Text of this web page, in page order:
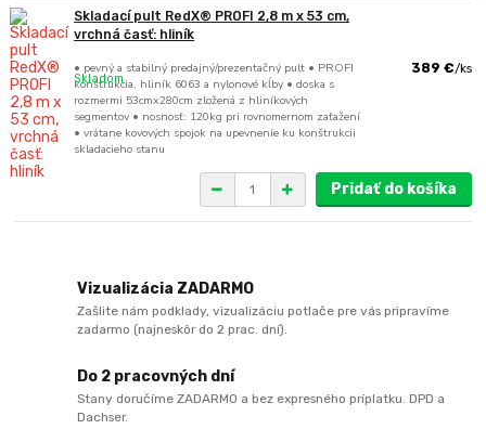
Skladací pult RedX® PROFI 2,8 m x 53 cm,
vrchná časť: hliník
• pevný a stabilný predajný/prezentačný pult • PROFI
konštrukcia, hliník 6063 a nylonové kĺby • doska s
rozmermi 53cmx280cm zložená z hliníkových
segmentov • nosnosť: 120kg pri rovnomernom zaťažení
• vrátane kovových spojok na upevnenie ku konštrukcii
skladacieho stanu
389 €/ks
Skladom
Pridať do košíka
Vizualizácia ZADARMO
Zašlite nám podklady, vizualizáciu potlače pre vás pripravíme
zadarmo (najneskôr do 2 prac. dní).
Do 2 pracovných dní
Stany doručíme ZADARMO a bez expresného príplatku. DPD a
Dachser.